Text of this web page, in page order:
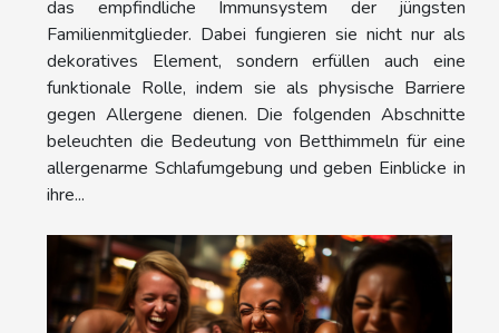
das empfindliche Immunsystem der jüngsten
Familienmitglieder. Dabei fungieren sie nicht nur als
dekoratives Element, sondern erfüllen auch eine
funktionale Rolle, indem sie als physische Barriere
gegen Allergene dienen. Die folgenden Abschnitte
beleuchten die Bedeutung von Betthimmeln für eine
allergenarme Schlafumgebung und geben Einblicke in
ihre...